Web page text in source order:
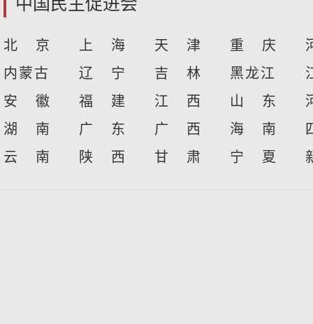
北 京 上 海 天 津 重 庆
内蒙古
辽 宁 吉 林 黑龙江
安 徽
福 建 江 西 山 东
湖 南
广 东 广 西 海 南
云 南
陕 西 甘 肃 宁 夏